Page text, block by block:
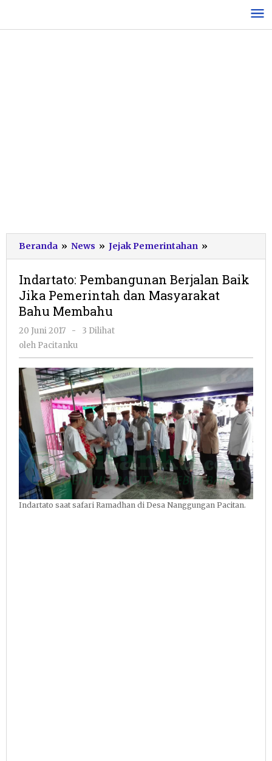
konten
Beranda » News » Jejak Pemerintahan »
Baik
Jika
Membahu
Indartato: Pembangunan Berjalan Baik
Jika Pemerintah dan Masyarakat
Bahu Membahu
20 Juni 2017
oleh
Pacitanku
-
3 Dilihat
oleh Pacitanku
Indartato saat safari Ramadhan di Desa Nanggungan Pacitan.